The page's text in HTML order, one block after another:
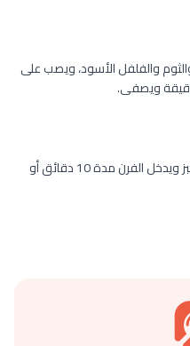
والفلفل الأسود، ويصب على
يرتب في طبقة واحدة على ورقة خبز ويدخل الفرن مدة 10 دقائق أو